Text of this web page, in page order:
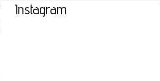
Instagram